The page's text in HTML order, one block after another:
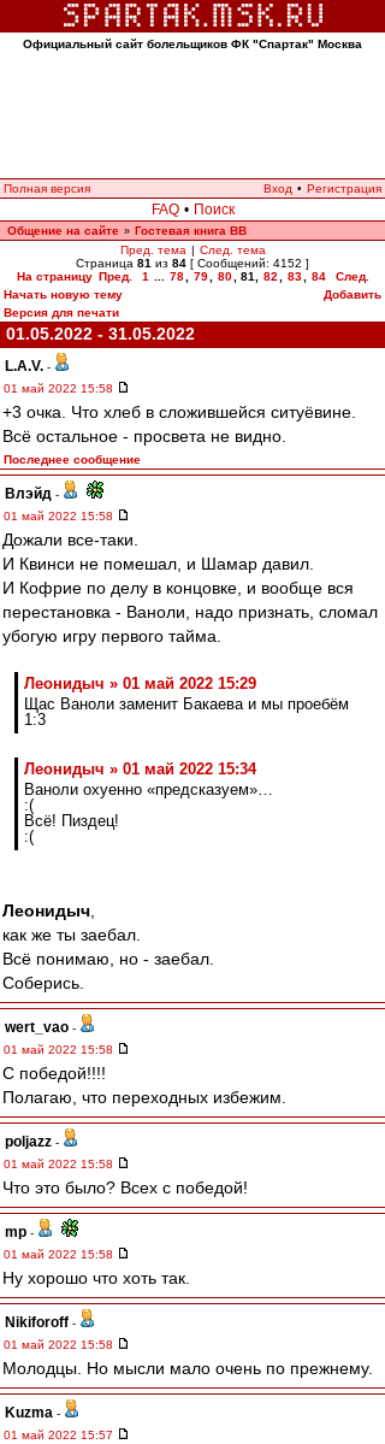
Официальный сайт болельщиков ФК "Спартак" Москва
Полная версия Вход • Регистрация
FAQ • Поиск
Общение на сайте » Гостевая книга ВВ
Пред. тема | След. тема
Страница 81 из 84 [ Сообщений: 4152 ]
На страницу Пред. 1 78 79 80 81 82 83 84
След.
Начать новую тему
Добавить
Версия для печати
01.05.2022 - 31.05.2022
L.А.V. -
01 май 2022 15:58
+3 очка. Что хлеб в сложившейся ситуёвине.
Всё остальное - просвета не видно.
Последнее сообщение
Влэйд -
01 май 2022 15:58
Дожали все-таки.
И Квинси не помешал, и Шамар давил.
И Кофрие по делу в концовке, и вообще вся
перестановка - Ваноли, надо признать, сломал
убогую игру первого тайма.
Леонидыч » 01 май 2022 15:29
Щас Ваноли заменит Бакаева и мы проебём
1:3
Леонидыч » 01 май 2022 15:34
Ваноли охуенно «предсказуем»…
:(
Всё! Пиздец!
:(
Леонидыч
как же ты заебал.
Всё понимаю, но - заебал.
Соберись.
wert_vao -
01 май 2022 15:58
С победой!!!!
Полагаю, что переходных избежим.
poljazz -
01 май 2022 15:58
Что это было? Всех с победой!
mp -
01 май 2022 15:58
Ну хорошо что хоть так.
Nikiforoff -
01 май 2022 15:58
Молодцы. Но мысли мало очень по прежнему.
Kuzma -
01 май 2022 15:57